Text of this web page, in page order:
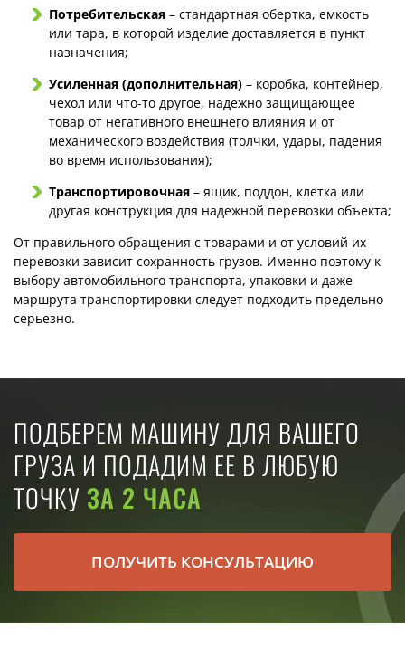
Потребительская– стандартная обертка, емкость
или тара, в которой изделие доставляется в пункт
назначения;
Усиленная (дополнительная)– коробка, контейнер,
чехол или что-то другое, надежно защищающее
товар от негативного внешнего влияния и от
механического воздействия (толчки, удары, падения
во время использования);
Транспортировочная – ящик, поддон, клетка или
другая конструкция для надежной перевозки объекта;
От правильного обращения с товарами и от условий их
перевозки зависит сохранность грузов. Именно поэтому к
выбору автомобильного транспорта, упаковки и даже
маршрута транспортировки следует подходить предельно
серьезно.
ПОДБЕРЕМ МАШИНУ ДЛЯ ВАШЕГО
ГРУЗА И ПОДАДИМ ЕЕ В ЛЮБУЮ
ТОЧКУ ЗА 2 ЧАСА
ПОЛУЧИТЬ КОНСУЛЬТАЦИЮ